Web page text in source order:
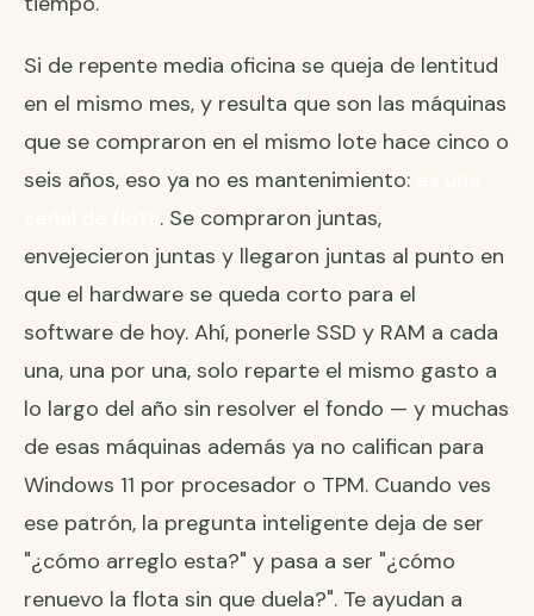
Si de repente media oficina se queja de lentitud
en el mismo mes, y resulta que son las máquinas
que se compraron en el mismo lote hace cinco o
seis años, eso ya no es mantenimiento:
. Se compraron juntas,
envejecieron juntas y llegaron juntas al punto en
que el hardware se queda corto para el
software de hoy. Ahí, ponerle SSD y RAM a cada
una, una por una, solo reparte el mismo gasto a
lo largo del año sin resolver el fondo — y muchas
de esas máquinas además ya no califican para
Windows 11 por procesador o TPM. Cuando ves
ese patrón, la pregunta inteligente deja de ser
"¿cómo arreglo esta?" y pasa a ser "¿cómo
renuevo la flota sin que duela?". Te ayudan a